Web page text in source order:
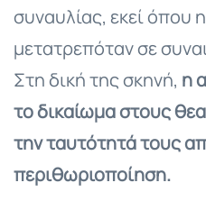
συναυλίας, εκεί όπου
μετατρεπόταν σε
Στη δική της σκηνή, η
το δικαίωμα στους
την ταυτότητά τους
περιθωριοποίηση.